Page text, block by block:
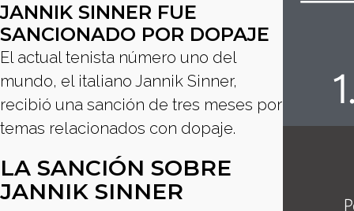
JANNIK SINNER FUE
SANCIONADO POR DOPAJE
El actual tenista número uno del
mundo, el italiano Jannik Sinner,
recibió una sanción de tres meses por
temas relacionados con dopaje.
LA SANCIÓN SOBRE
JANNIK SINNER